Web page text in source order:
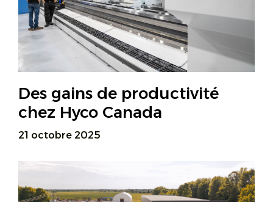
Des gains de productivité
chez Hyco Canada
21 octobre 2025